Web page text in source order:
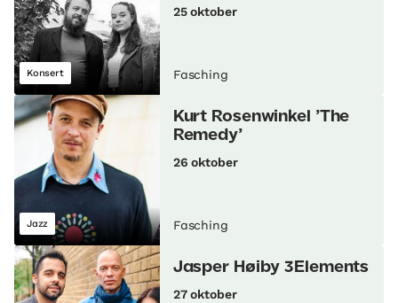
Konsert
25 oktober
Fasching
Jazz
Kurt Rosenwinkel ’The
Remedy’
26 oktober
Fasching
Jasper Høiby 3Elements
27 oktober